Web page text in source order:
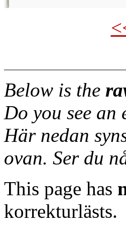
Below is the
Do you see an
Här nedan
ovan. Ser du
This page has
korrekturlästs.